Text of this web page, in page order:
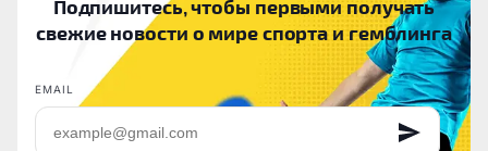
Подпишитесь, чтобы первыми получать
свежие новости о мире спорта и гемблинга
EMAIL